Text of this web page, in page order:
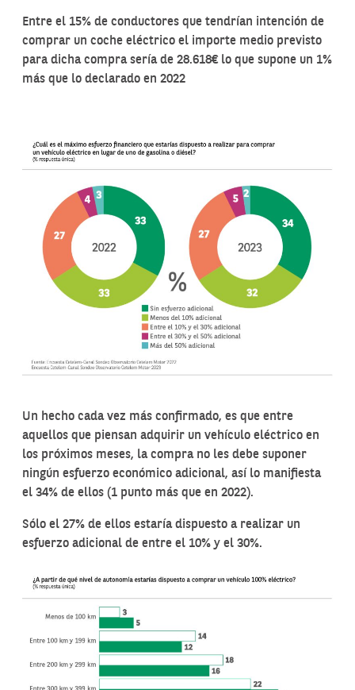
Entre el 15% de conductores que tendrían intención de
comprar un coche eléctrico el importe medio previsto
para dicha compra sería de 28.618€ lo que supone un 1%
más que lo declarado en 2022
Un hecho cada vez más confirmado, es que entre
aquellos que piensan adquirir un vehículo eléctrico en
los próximos meses, la compra no les debe suponer
ningún esfuerzo económico adicional, así lo manifiesta
el 34% de ellos (1 punto más que en 2022).
Sólo el 27% de ellos estaría dispuesto a realizar un
esfuerzo adicional de entre el 10% y el 30%.